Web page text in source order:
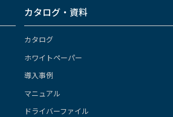
カタログ・資料
カタログ
ホワイトペーパー
導入事例
マニュアル
ドライバーファイル